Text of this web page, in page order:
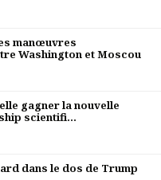
manœuvres
Washington et Moscou
gagner la nouvelle
scientifi...
dans le dos de Trump